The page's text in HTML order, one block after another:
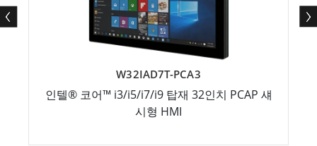
W32IAD7T-PCA3
인텔® 코어™ i3/i5/i7/i9 탑재 32인치 PCAP 섀
시형 HMI